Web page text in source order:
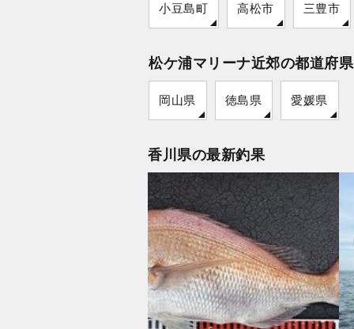
小豆島町 高松市 三豊市
松ケ浦マリーナ近郊の都道府県
岡山県 徳島県 愛媛県
香川県の最新釣果